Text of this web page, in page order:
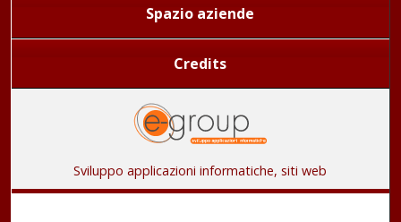
Spazio aziende
Credits
Sviluppo applicazioni informatiche, siti web